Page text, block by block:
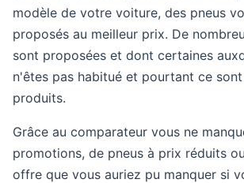
modèle de votre voiture, des pneus
proposés au meilleur prix. De
sont proposées et dont certaines
n'êtes pas habitué et pourtant ce
produits.
Grâce au comparateur vous ne
promotions, de pneus à prix réduits
offre que vous auriez pu manquer si